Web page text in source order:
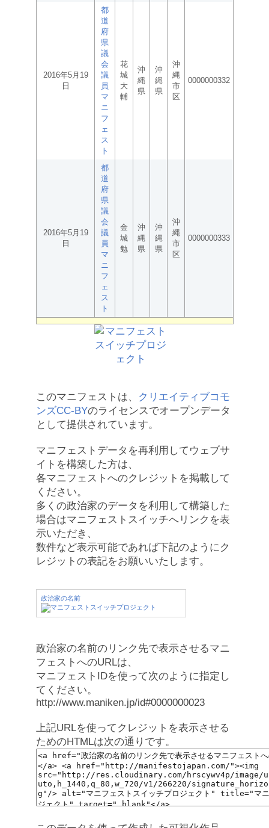
2016年5月19
日
都
道
府
県
議
会
議
員
マ
ニ
フ
ェ
ス
ト
花
城
大
輔
沖
縄
県
沖
縄
県
沖
縄
市
区
0000000332
2016年5月19
日
都
道
府
県
議
会
議
員
マ
ニ
フ
ェ
ス
ト
金
城
勉
沖
縄
県
沖
縄
県
沖
縄
市
区
0000000333
このマニフェストは、
クリエイティブコモ
ンズCC-BYのライセンスでオープンデータ
として提供されています。
マニフェストデータを再利用してウェブサ
イトを構築した方は、
各マニフェストへのクレジットを掲載して
ください。
多くの政治家のデータを利用して構築した
場合はマニフェストスイッチへリンクを表
示いただき、
数件など表示可能であれば下記のようにク
レジットの表記をお願いいたします。
政治家の名前
政治家の名前のリンク先で表示させるマニ
フェストへのURLは、
マニフェストIDを使って次のように指定し
てください。
http://www.maniken.jp/id#0000000023
上記URLを使ってクレジットを表示させる
ためのHTMLは次の通りです。